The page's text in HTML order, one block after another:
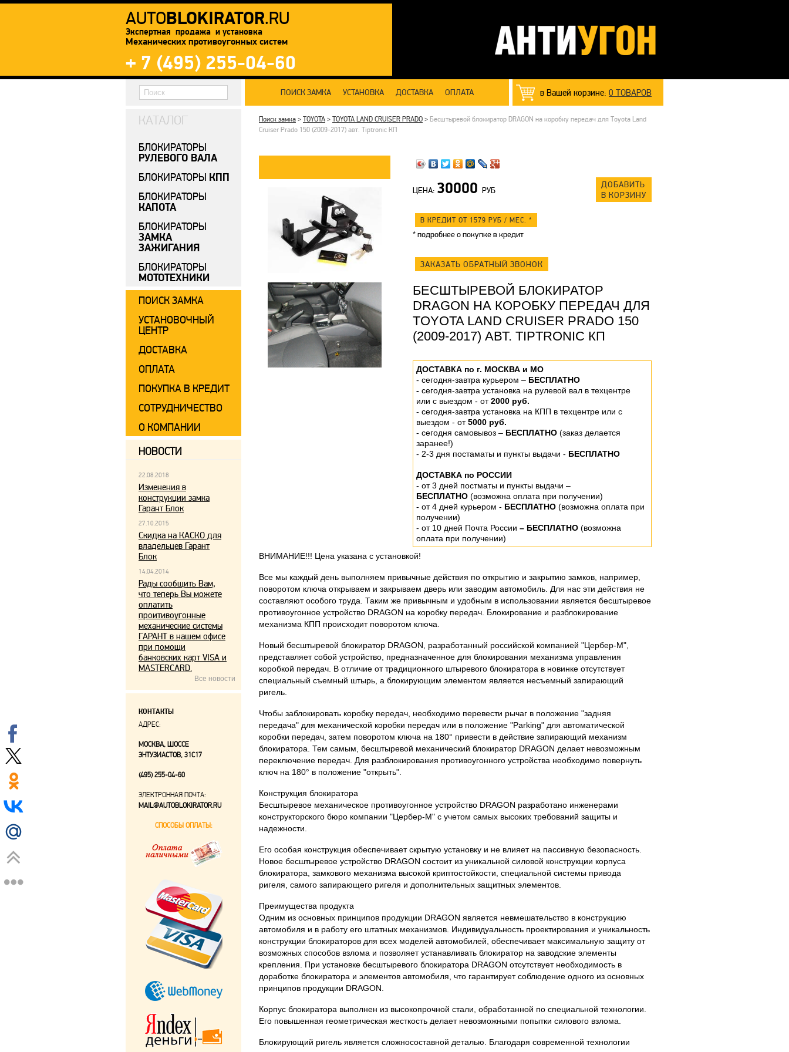
AUTOBLOKIRATOR.RU
Экспертная продажа и установка
Механических противоугонных систем
+ 7 (495) 255-04-60
в Вашей корзине: 0 ТОВАРОВ
ПОИСК ЗАМКА УСТАНОВКА ДОСТАВКА ОПЛАТА
Поиск замка > TOYOTA > TOYOTA LAND CRUISER PRADO > Бесштыревой блокиратор DRAGON на коробку передач для Toyota Land
Cruiser Prado 150 (2009-2017) авт. Tiptronic КП
ЦЕНА: 30000 РУБ
ДОБАВИТЬ
В КОРЗИНУ
В КРЕДИТ ОТ 1579 РУБ / МЕС. *
*подробнее о покупке в кредит
ЗАКАЗАТЬ ОБРАТНЫЙ ЗВОНОК
БЕСШТЫРЕВОЙ БЛОКИРАТОР
DRAGON НА КОРОБКУ ПЕРЕДАЧ ДЛЯ
TOYOTA LAND CRUISER PRADO 150
(2009-2017) АВТ. TIPTRONIC КП
ДОСТАВКА по г. МОСКВА и МО
- сегодня-завтра курьером – БЕСПЛАТНО
- сегодня-завтра установка на рулевой вал в техцентре
или с выездом - от2000 руб.
- сегодня-завтра установка на КПП в техцентре или с
выездом - от5000 руб.
- сегодня самовывоз – БЕСПЛАТНО (заказ делается
заранее!)
- 2-3 дня постаматы и пункты выдачи - БЕСПЛАТНО
ДОСТАВКА по РОССИИ
- от 3 дней постматы и пункты выдачи –
БЕСПЛАТНО (возможна оплата при получении)
- от 4 дней курьером - БЕСПЛАТНО (возможна оплата при
получении)
- от 10 дней Почта России – БЕСПЛАТНО (возможна
оплата при получении)
ВНИМАНИЕ!!! Цена указана с установкой!
Все мы каждый день выполняем привычные действия по открытию и закрытию замков, например,
поворотом ключа открываем и закрываем дверь или заводим автомобиль. Для нас эти действия не
составляют особого труда. Таким же привычным и удобным в использовании является бесштыревое
противоугонное устройство DRAGON на коробку передач. Блокирование и разблокирование
механизма КПП происходит поворотом ключа.
Новый бесштыревой блокиратор DRAGON, разработанный российской компанией "Цербер-М",
представляет собой устройство, предназначенное для блокирования механизма управления
коробкой передач. В отличие от традиционного штыревого блокиратора в новинке отсутствует
специальный съемный штырь, а блокирующим элементом является несъемный запирающий
ригель.
Чтобы заблокировать коробку передач, необходимо перевести рычаг в положение "задняя
передача" для механической коробки передач или в положение "Parking" для автоматической
коробки передач, затем поворотом ключа на 180° привести в действие запирающий механизм
блокиратора. Тем самым, бесштыревой механический блокиратор DRAGON делает невозможным
переключение передач. Для разблокирования противоугонного устройства необходимо повернуть
ключ на 180° в положение "открыть".
Конструкция блокиратора
Бесштыревое механическое противоугонное устройство DRAGON разработано инженерами
конструкторского бюро компании "Цербер-М" с учетом самых высоких требований защиты и
надежности.
Его особая конструкция обеспечивает скрытую установку и не влияет на пассивную безопасность.
Новое бесштыревое устройство DRAGON состоит из уникальной силовой конструкции корпуса
блокиратора, замкового механизма высокой криптостойкости, специальной системы привода
ригеля, самого запирающего ригеля и дополнительных защитных элементов.
Преимущества продукта
Одним из основных принципов продукции DRAGON является невмешательство в конструкцию
автомобиля и в работу его штатных механизмов. Индивидуальность проектирования и уникальность
конструкции блокираторов для всех моделей автомобилей, обеспечивает максимальную защиту от
возможных способов взлома и позволяет устанавливать блокиратор на заводские элементы
крепления. При установке бесштыревого блокиратора DRAGON отсутствует необходимость в
доработке блокиратора и элементов автомобиля, что гарантирует соблюдение одного из основных
принципов продукции DRAGON.
Корпус блокиратора выполнен из высокопрочной стали, обработанной по специальной технологии.
Его повышенная геометрическая жесткость делает невозможными попытки силового взлома.
Блокирующий ригель является сложносоставной деталью. Благодаря современной технологии
КАТАЛОГ
БЛОКИРАТОРЫ
РУЛЕВОГО ВАЛА
БЛОКИРАТОРЫ КПП
БЛОКИРАТОРЫ
КАПОТА
БЛОКИРАТОРЫ
ЗАМКА
ЗАЖИГАНИЯ
БЛОКИРАТОРЫ
МОТОТЕХНИКИ
ПОИСК ЗАМКА
УСТАНОВОЧНЫЙ
ЦЕНТР
ДОСТАВКА
ОПЛАТА
ПОКУПКА В КРЕДИТ
СОТРУДНИЧЕСТВО
О КОМПАНИИ
НОВОСТИ
22.08.2018
Изменения в
конструкции замка
Гарант Блок
27.10.2015
Скидка на КАСКО для
владельцев Гарант
Блок
14.04.2014
Рады сообщить Вам,
что теперь Вы можете
оплатить
проитивоугонные
механические системы
ГАРАНТ в нашем офисе
при помощи
банковских карт VISA и
MASTERCARD.
Все новости
КОНТАКТЫ
АДРЕС:
МОСКВА, ШОССЕ
ЭНТУЗИАСТОВ, 31С17
(495) 255-04-60
ЭЛЕКТРОННАЯ ПОЧТА:
MAIL@AUTOBLOKIRATOR.RU
СПОСОБЫ ОПЛАТЫ: